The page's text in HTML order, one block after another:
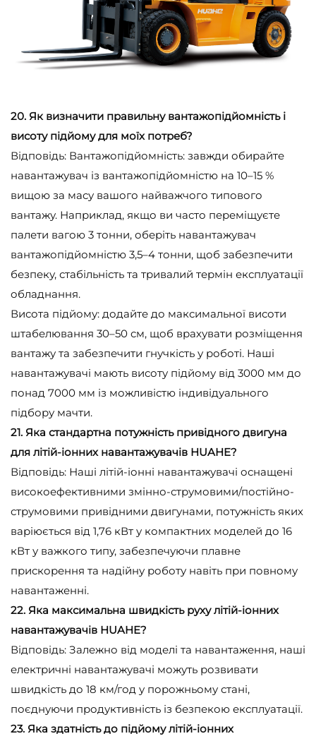
20. Як визначити правильну вантажопідйомність і
висоту підйому для моїх потреб?
Відповідь: Вантажопідйомність: завжди обирайте
навантажувач із вантажопідйомністю на 10–15 %
вищою за масу вашого найважчого типового
вантажу. Наприклад, якщо ви часто переміщуєте
палети вагою 3 тонни, оберіть навантажувач
вантажопідйомністю 3,5–4 тонни, щоб забезпечити
безпеку, стабільність та тривалий термін експлуатації
обладнання.
Висота підйому: додайте до максимальної висоти
штабелювання 30–50 см, щоб врахувати розміщення
вантажу та забезпечити гнучкість у роботі. Наші
навантажувачі мають висоту підйому від 3000 мм до
понад 7000 мм із можливістю індивідуального
підбору мачти.
21. Яка стандартна потужність привідного двигуна
для літій-іонних навантажувачів HUAHE?
Відповідь: Наші літій-іонні навантажувачі оснащені
високоефективними змінно-струмовими/постійно-
струмовими привідними двигунами, потужність яких
варіюється від 1,76 кВт у компактних моделей до 16
кВт у важкого типу, забезпечуючи плавне
прискорення та надійну роботу навіть при повному
навантаженні.
22. Яка максимальна швидкість руху літій-іонних
навантажувачів HUAHE?
Відповідь: Залежно від моделі та навантаження, наші
електричні навантажувачі можуть розвивати
швидкість до 18 км/год у порожньому стані,
поєднуючи продуктивність із безпекою експлуатації.
23. Яка здатність до підйому літій-іонних